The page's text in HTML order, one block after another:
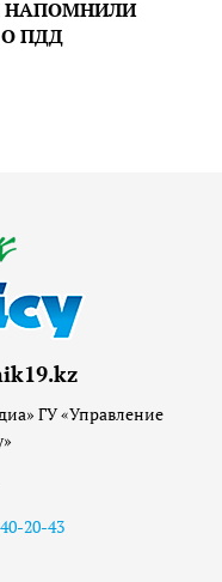
НАПОМНИЛИ
ПДД
ГУ «Управление
20-43